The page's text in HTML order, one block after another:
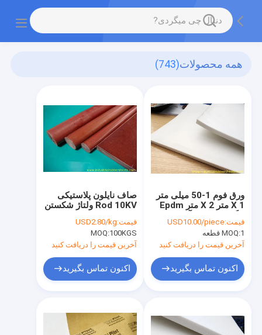
همه محصولات(743)
صاف نایلون پلاستیکی
Rod 10KV ولتاژ شکستن
قیمت:USD2.80/kg
MOQ:100KGS
آخرین قیمت را دریافت کنید
اکنون تماس بگیرید
ورق فوم 1-50 میلی متر
X 1 متر X 2 متر Epdm
قیمت:USD10.00/piece
MOQ:1 قطعه
آخرین قیمت را دریافت کنید
اکنون تماس بگیرید